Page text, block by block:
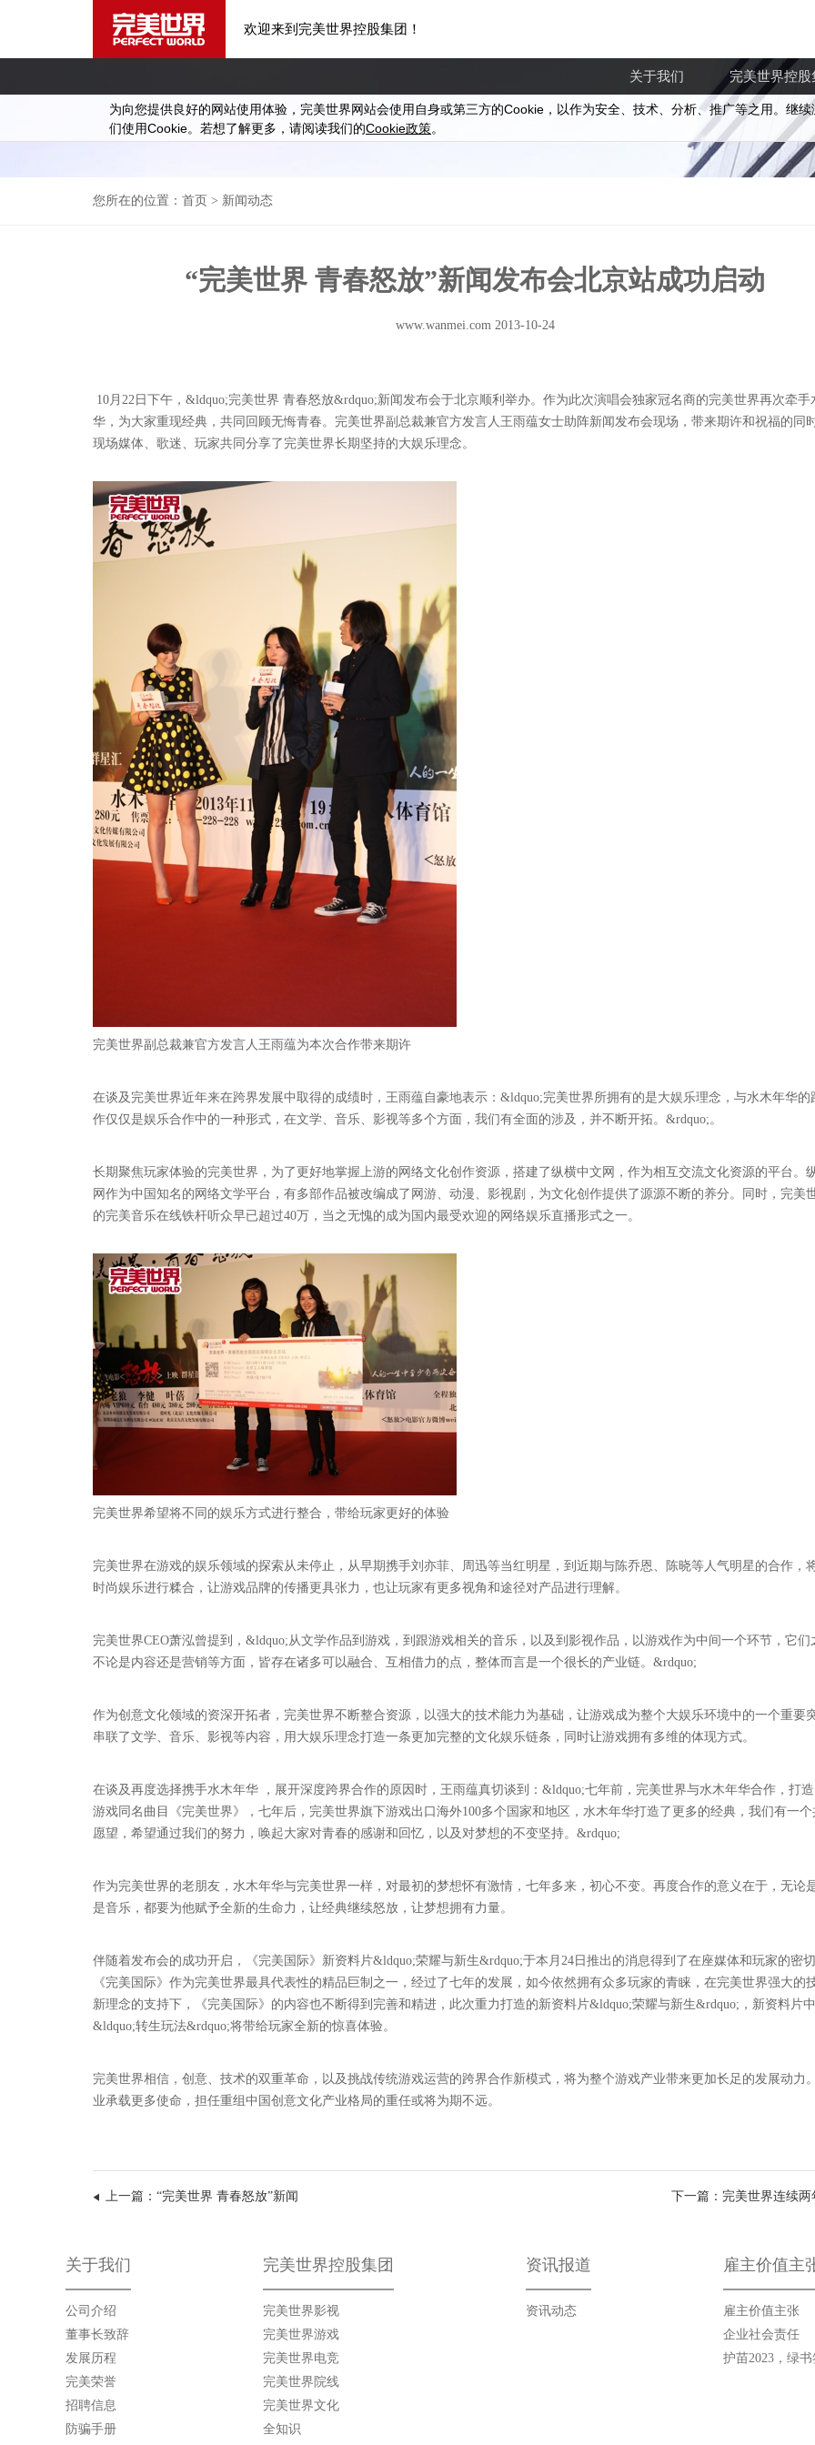
为向您提供良好的网站使用体验，完美世界网站会使用自身或第三方的Cookie ，以作为安全、技术、分析、推广等之用。继
们使用Cookie。若想了解更多，请阅读我们的Cookie政策。
欢迎来到完美世界控股集团！
关于我们 完美世界控股
您所在的位置： 首页 > 新闻动态
“完美世界 青春怒放”新闻发布会北京站成功启动
www.wanmei.com 2013-10-24
10月22日下午，&ldquo;完美世界 青春怒放&rdquo;新闻发布会于北京顺利举办。作为此次演唱会独家冠名商的完美世界再次牵手
华，为大家重现经典，共同回顾无悔青春。完美世界副总裁兼官方发言人王雨蕴女士助阵新闻发布会现场，带来期许和祝福的同
现场媒体、歌迷、玩家共同分享了完美世界长期坚持的大娱乐理念。
完美世界副总裁兼官方发言人王雨蕴为本次合作带来期许
在谈及完美世界近年来在跨界发展中取得的成绩时，王雨蕴自豪地表示：&ldquo;完美世界所拥有的是大娱乐理念，与水木年华的
作仅仅是娱乐合作中的一种形式，在文学、音乐、影视等多个方面，我们有全面的涉及，并不断开拓。&rdquo;。
长期聚焦玩家体验的完美世界，为了更好地掌握上游的网络文化创作资源，搭建了纵横中文网，作为相互交流文化资源的平台。
网作为中国知名的网络文学平台，有多部作品被改编成了网游、动漫、影视剧，为文化创作提供了源源不断的养分。同时，完美
的完美音乐在线铁杆听众早已超过40万，当之无愧的成为国内最受欢迎的网络娱乐直播形式之一。
完美世界希望将不同的娱乐方式进行整合，带给玩家更好的体验
完美世界在游戏的娱乐领域的探索从未停止，从早期携手刘亦菲、周迅等当红明星，到近期与陈乔恩、陈晓等人气明星的合作，
时尚娱乐进行糅合，让游戏品牌的传播更具张力，也让玩家有更多视角和途径对产品进行理解。
完美世界CEO萧泓曾提到，&ldquo;从文学作品到游戏，到跟游戏相关的音乐，以及到影视作品，以游戏作为中间一个环节，它们
不论是内容还是营销等方面，皆存在诸多可以融合、互相借力的点，整体而言是一个很长的产业链。&rdquo;
作为创意文化领域的资深开拓者，完美世界不断整合资源，以强大的技术能力为基础，让游戏成为整个大娱乐环境中的一个重要
串联了文学、音乐、影视等内容，用大娱乐理念打造一条更加完整的文化娱乐链条，同时让游戏拥有多维的体现方式。
在谈及再度选择携手水木年华 ，展开深度跨界合作的原因时，王雨蕴真切谈到：&ldquo;七年前，完美世界与水木年华合作，打
游戏同名曲目《完美世界》，七年后，完美世界旗下游戏出口海外100多个国家和地区，水木年华打造了更多的经典，我们有一
愿望，希望通过我们的努力，唤起大家对青春的感谢和回忆，以及对梦想的不变坚持。&rdquo;
作为完美世界的老朋友，水木年华与完美世界一样，对最初的梦想怀有激情，七年多来，初心不变。再度合作的意义在于，无论
是音乐，都要为他赋予全新的生命力，让经典继续怒放，让梦想拥有力量。
伴随着发布会的成功开启，《完美国际》新资料片&ldquo;荣耀与新生&rdquo;于本月24日推出的消息得到了在座媒体和玩家的密
《完美国际》作为完美世界最具代表性的精品巨制之一，经过了七年的发展，如今依然拥有众多玩家的青睐，在完美世界强大的
新理念的支持下，《完美国际》的内容也不断得到完善和精进，此次重力打造的新资料片&ldquo;荣耀与新生&rdquo;，新资料片
&ldquo;转生玩法&rdquo;将带给玩家全新的惊喜体验。
完美世界相信，创意、技术的双重革命，以及挑战传统游戏运营的跨界合作新模式，将为整个游戏产业带来更加长足的发展动力
业承载更多使命，担任重组中国创意文化产业格局的重任或将为期不远。
下一篇：完美世界连续
上一篇：“完美世界 青春怒放”新闻